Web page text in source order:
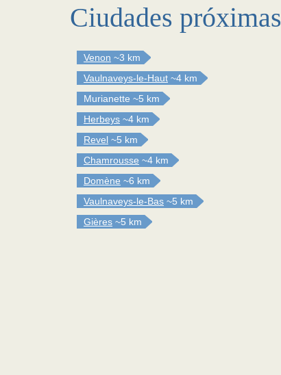
Ciudades próximas
Venon ~3 km
Vaulnaveys-le-Haut ~4 km
Murianette ~5 km
Herbeys ~4 km
Revel ~5 km
Chamrousse ~4 km
Domène ~6 km
Vaulnaveys-le-Bas ~5 km
Gières ~5 km